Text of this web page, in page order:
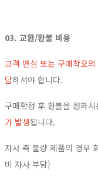
03. 교환/환불 비용
고객 변심 또는 구매착오
담하셔야 합니다.
구매확정 후 환불을 원하시
가 발생됩니다.
자사 측 불량 제품의 경우
비 자사 부담)